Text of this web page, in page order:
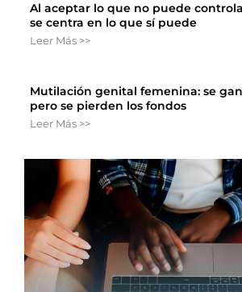
Al aceptar lo que no puede
se centra en lo que sí puede
Leer Más >>
Mutilación genital femenina: se
pero se pierden los fondos
Leer Más >>